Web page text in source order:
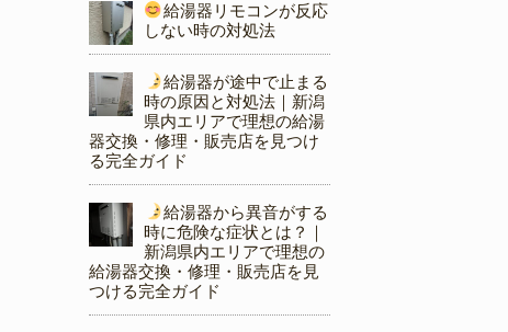
給湯器リモコンが反応
しない時の対処法
給湯器が途中で止まる
時の原因と対処法｜新潟
県内エリアで理想の給湯
器交換・修理・販売店を見つけ
る完全ガイド
給湯器から異音がする
時に危険な症状とは？｜
新潟県内エリアで理想の
給湯器交換・修理・販売店を見
つける完全ガイド